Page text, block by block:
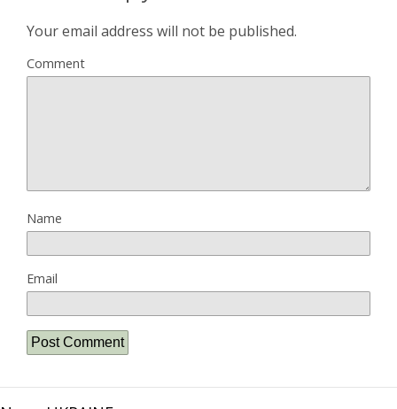
Your email address will not be published.
Comment
Name
Email